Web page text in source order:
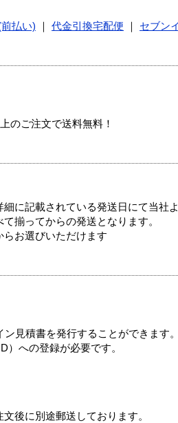
払い) 代金引換宅配便
セブン
のご注文で送料無料！
に記載されている発送日にて当社
揃ってからの発送となります。
お選びいただけます
見積書を発行することができます。
への登録が必要です。
後に別途郵送しております。